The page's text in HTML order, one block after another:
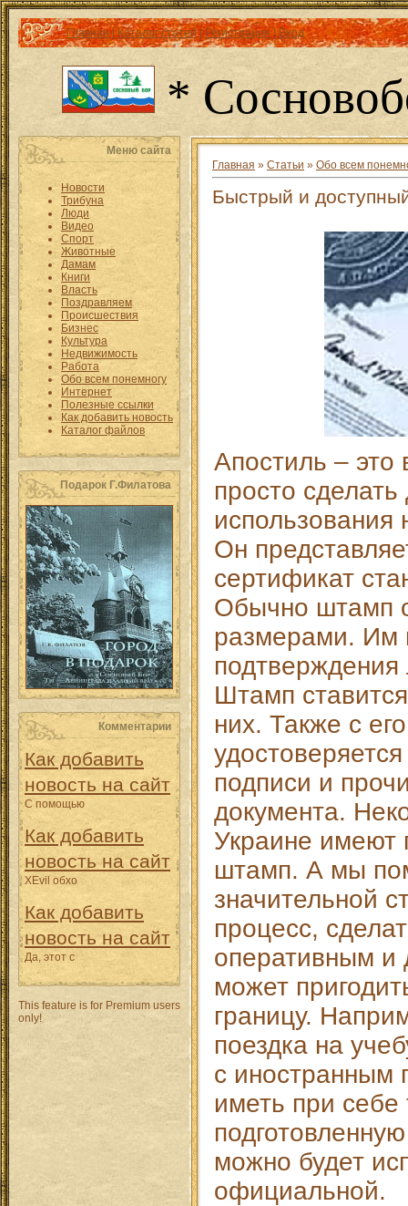
Главная|Каталог статей|Регистрация |Вход
*
Меню сайта
Новости
Трибуна
Люди
Видео
Спорт
Животные
Дамам
Книги
Власть
Поздравляем
Происшествия
Бизнес
Культура
Недвижимость
Работа
Обо всем понемногу
Интернет
Полезные ссылки
Как добавить новость
Каталог файлов
Подарок Г.Филатова
Комментарии
Как добавить
новость на сайт
С помощью
Как добавить
новость на сайт
XEvil обхо
Как добавить
новость на сайт
Да, этот с
This feature is for Premium users
only!
Главная » Статьи » Обо всем
Быстрый и
Апостиль – это
просто
использования
Он
сертификат
Обычно штамп
размерами. Им
подтверждения
Штамп
них. Также с
подписи и
документа.
Украине имеют
штамп. А мы
значительной
процесс,
оперативным и
может
границу.
поездка на
с иностранным
иметь при
можно будет
официальной.